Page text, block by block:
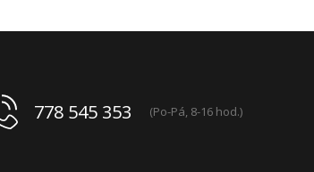
778 545 353 (Po-Pá, 8-16 hod.)